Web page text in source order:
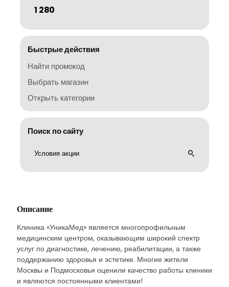
1 280
Быстрые действия
Найти промокод
Выбрать магазин
Открыть категории
Поиск по сайту
Описание
Клиника «УникаМед» является многопрофильным
медицинским центром, оказывающим широкий спектр
услуг по диагностике, лечению, реабилитации, а также
поддержанию здоровья и эстетике. Многие жители
Москвы и Подмосковья оценили качество работы клиники
и являются постоянными клиентами!